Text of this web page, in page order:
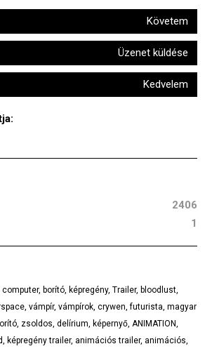
Követem
Üzenet küldése
Kedvelem
2406
1
computer, borító képregény, Trailer, bloodlust
vámpír, vámpírok crywen ,futurista magyar
zsoldos delírium képernyő ANIMATION
képregény trailer, animációs trailer, animációs